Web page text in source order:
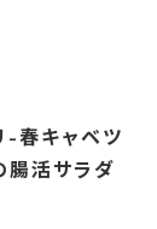
-春キャベツ
腸活サラダ